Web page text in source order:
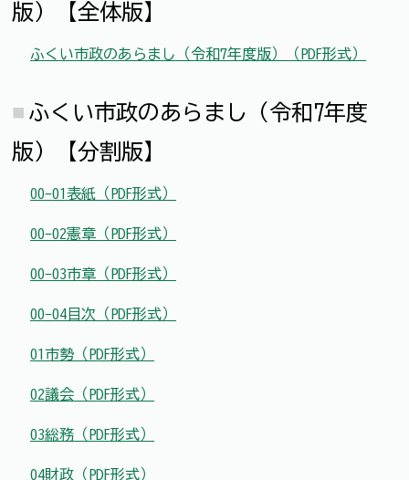
版）【全体版】
ふくい市政のあらまし（令和7年度版）（PDF形式）
ふくい市政のあらまし（令和7年度
版）【分割版】
00-01表紙（PDF形式）
00-02憲章（PDF形式）
00-03市章（PDF形式）
00-04目次（PDF形式）
01市勢（PDF形式）
02議会（PDF形式）
03総務（PDF形式）
04財政（PDF形式）